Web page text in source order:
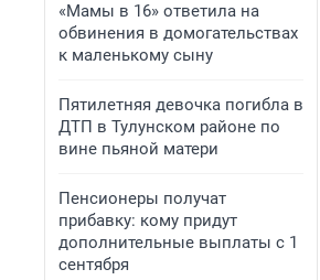
«Мамы в 16» ответила на
обвинения в домогательствах
к маленькому сыну
Пятилетняя девочка погибла в
ДТП в Тулунском районе по
вине пьяной матери
Пенсионеры получат
прибавку: кому придут
дополнительные выплаты с 1
сентября